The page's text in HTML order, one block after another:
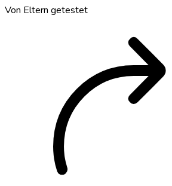
Von Eltern getestet